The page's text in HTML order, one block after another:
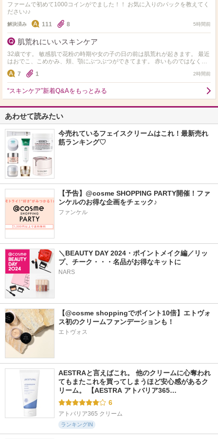
ファームで初めて1000コインがでました！！ お気に入りのパックを教えてく
ださい♪♪
解決済み 111 8 5時間前
肌荒れにいいスキンケア
32歳です。 敏感肌で花粉の時期や女の子の日の前は肌荒れが起きます。 最近
はおでこ、こめかみ、頬、顎にぶつぶつができてます。 赤いものではなくぷ
つぷつと小さいのができてしまいます。 アルコ…
7 1 2時間前
“スキンケア”新着Q&Aをもっとみる
あわせて読みたい
今売れているフェイスクリームはこれ！最新売れ
筋ランキング♡
【予告】@cosme SHOPPING PARTY開催！ファ
ンケルのお得な企画をチェック♪
ファンケル
＼BEAUTY DAY 2024・ポイントメイク編／リッ
プ、チーク・・・名品がお得なキットに
NARS
【@cosme shoppingでポイント10倍】エトヴォ
ス初のクリームファンデーションも！
エトヴォス
AESTRAと言えばこれ。 他のクリームに心奪われ
てもまたこれを買ってしまうほど安心感があるク
リーム。 【AESTRA アトバリア365…
6
アトバリア365 クリーム
ランキングIN